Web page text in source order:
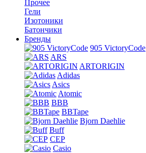
Прочее
Гели
Изотоники
Батончики
Бренды
905 VictoryCode
ARS
ARTORIGIN
Adidas
Asics
Atomic
BBB
BBTape
Bjorn Daehlie
Buff
CEP
Casio